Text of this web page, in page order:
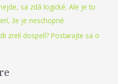
sa zdá logické. Ale je to
že je neschopné
zrelí dospelí? Postarajte sa o